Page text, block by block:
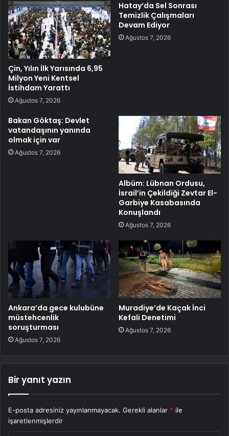
Çin, Yılın İlk Yarısında 6,95
Milyon Yeni Kentsel
İstihdam Yarattı
Ağustos 7, 2026
Hatay’da Sel Sonrası
Temizlik Çalışmaları
Devam Ediyor
Ağustos 7, 2026
Bakan Göktaş: Devlet
vatandaşının yanında
olmak için var
Ağustos 7, 2026
Albüm: Lübnan Ordusu,
İsrail’in Çekildiği Zevtar El-
Garbiye Kasabasında
Konuşlandı
Ağustos 7, 2026
Ankara’da gece kulubüne
müstehcenlik
soruşturması
Ağustos 7, 2026
Muradiye’de Kaçak İnci
Kefali Denetimi
Ağustos 7, 2026
Bir yanıt yazın
E-posta adresiniz yayınlanmayacak. Gerekli alanlar * ile
işaretlenmişlerdir